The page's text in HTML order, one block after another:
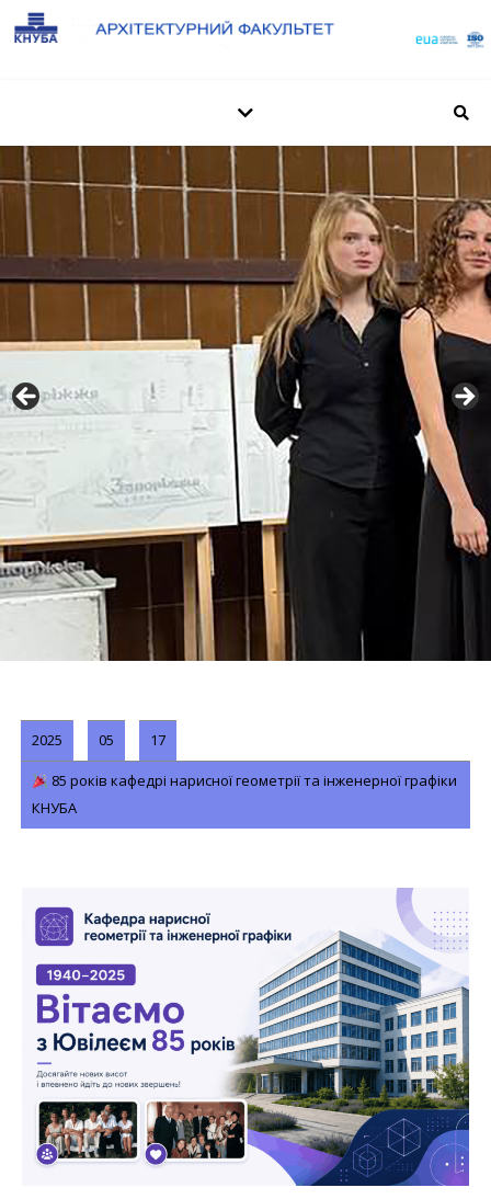
2025 05 17
85 років кафедрі нарисної геометрії та інженерної графіки
КНУБА